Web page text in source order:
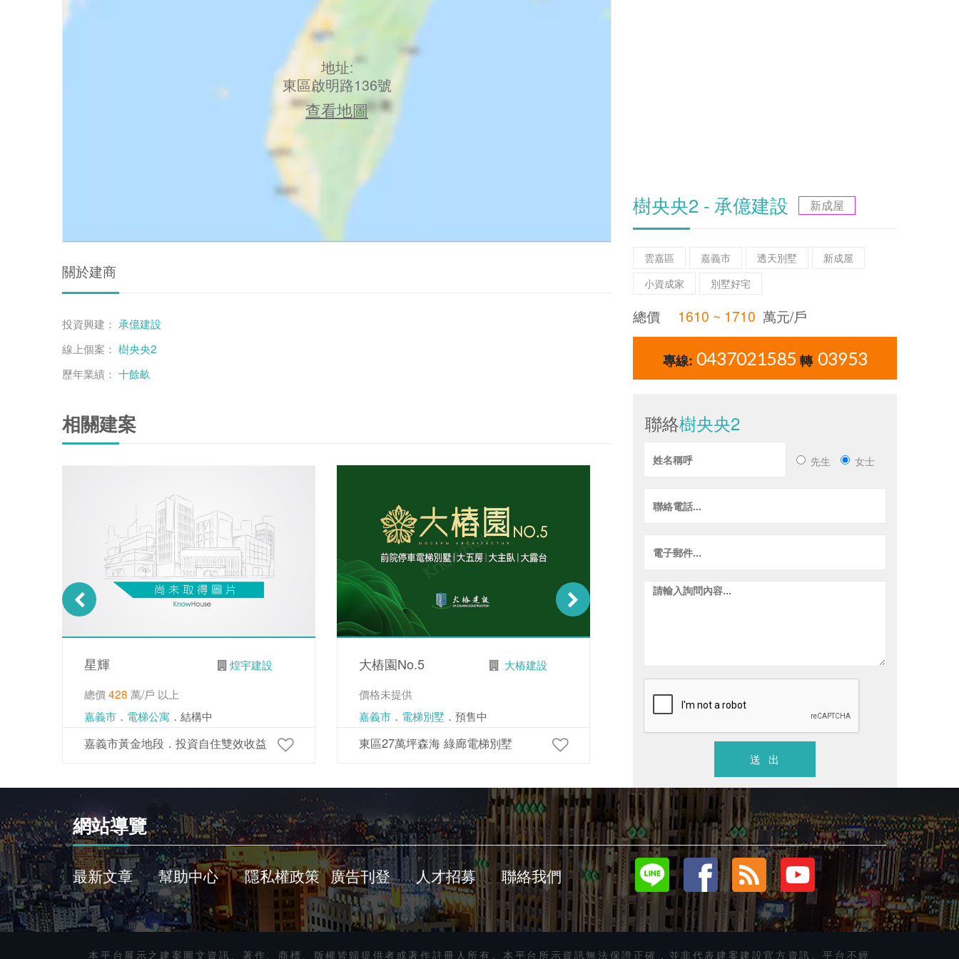
地址:
東區啟明路136號
查看地圖
關於建商
投資興建： 承億建設
線上個案： 樹央央2
歷年業績： 十餘畝
相關建案
星輝
煌宇建設
總價428 萬/戶 以上
嘉義市 ． 電梯公寓 ．結構中
嘉義市黃金地段．投資自住雙效收益
大樁園No.5
大樁建設
價格未提供
嘉義市 ． 電梯別墅 ．預售中
東區27萬坪森海 綠廊電梯別墅
總價4988 ~ 5288
嘉義市．
西區文化路商圈 終極金店面
樹央央2 - 承億建設 新成屋
雲嘉區 嘉義市 透天別墅
新成屋
小資成家
別墅好宅
總價 1610 ~ 1710 萬元/戶
專線: 0437021585 轉 03953
聯絡樹央央2
先生 女士
送 出
網站導覽
最新文章 幫助中心 隱私權政策 廣告刊登 人才招募 聯絡我們
本平台展示之建案圖文資訊、著作、商標、版權皆歸提供者或著作註冊人所有。本平台所示資訊無法保證正確，並非代表建案建設官方資訊。平台不經